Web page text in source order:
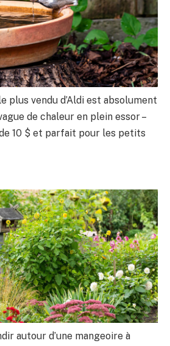
plus vendu d’Aldi est absolument
de chaleur en plein essor –
de 10 $ et parfait pour les petits
autour d’une mangeoire à